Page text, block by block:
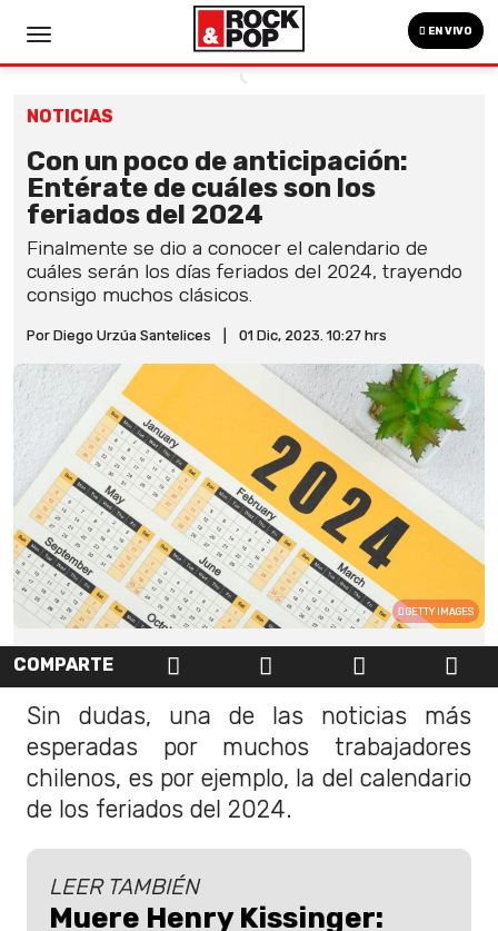
EN VIVO
NOTICIAS
Con un poco de anticipación:
Entérate de cuáles son los
feriados del 2024
Finalmente se dio a conocer el calendario de
cuáles serán los días feriados del 2024, trayendo
consigo muchos clásicos.
Por Diego Urzúa Santelices 01 Dic, 2023. 10:27 hrs
GETTY IMAGES
COMPARTE
Sin dudas, una de las noticias más
esperadas por muchos trabajadores
chilenos, es por ejemplo, la del calendario
de los feriados del 2024.
LEER TAMBIÉN
Muere Henry Kissinger: